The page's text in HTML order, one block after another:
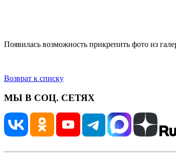
Появилась возможность прикрепить фото из
Возврат к списку
МЫ В СОЦ. СЕТЯХ